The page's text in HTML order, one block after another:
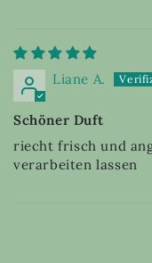
Liane A.
Schöner Duft
riecht frisch und
verarbeiten lassen